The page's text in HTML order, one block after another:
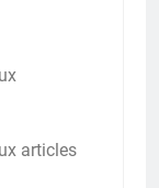
articles